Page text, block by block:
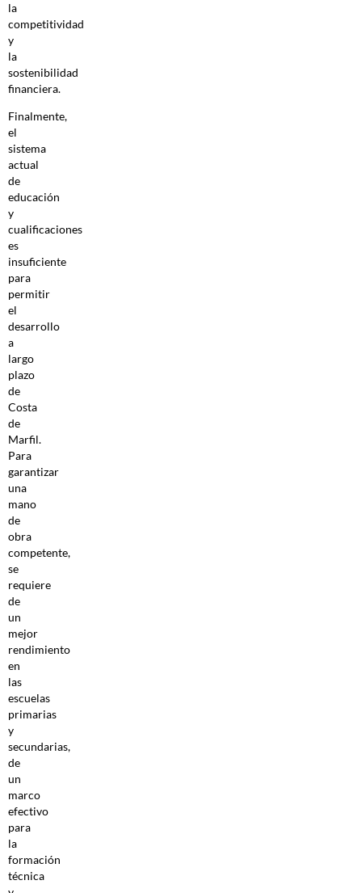
la
competitividad
y
la
sostenibilidad
financiera.
Finalmente,
el
sistema
actual
de
educación
y
cualificaciones
es
insuficiente
para
permitir
el
desarrollo
a
largo
plazo
de
Costa
de
Marfil.
Para
garantizar
una
mano
de
obra
competente,
se
requiere
de
un
mejor
rendimiento
en
las
escuelas
primarias
y
secundarias,
de
un
marco
efectivo
para
la
formación
técnica